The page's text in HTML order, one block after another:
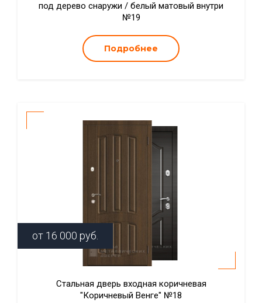
под дерево снаружи / белый матовый внутри
№19
Подробнее
от 16 000 руб.
Стальная дверь входная коричневая
"Коричневый Венге" №18